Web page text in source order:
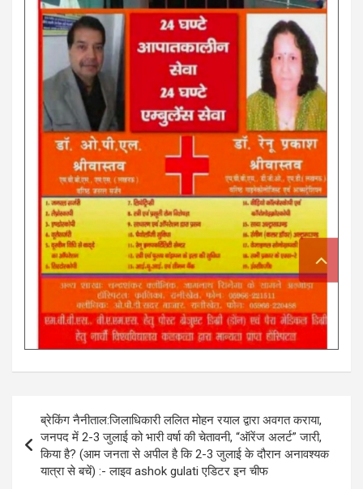
Post
navigation
ब्रेकिंग नैनीताल:जिलाधिकारी ललित मोहन रयाल द्वारा अवगत कराया,
जनपद में 2-3 जुलाई को भारी वर्षा की चेतावनी, “ऑरेंज अलर्ट” जारी,
किया है? (आम जनता से अपील है कि 2-3 जुलाई के दौरान अनावश्यक
यात्रा से बचें) :- लाइव ashok gulati एडिटर इन चीफ